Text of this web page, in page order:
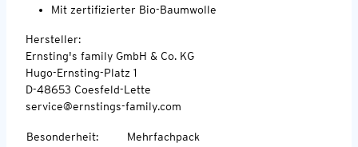
Mit zertifizierter Bio-Baumwolle
Hersteller:
Ernsting's family GmbH & Co. KG
Hugo-Ernsting-Platz 1
D-48653 Coesfeld-Lette
service@ernstings-family.com
Besonderheit:
Mehrfachpack